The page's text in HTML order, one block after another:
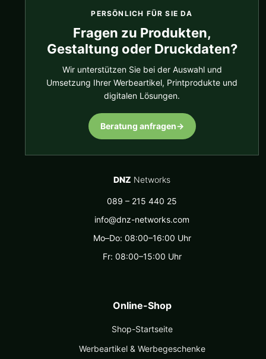
PERSÖNLICH FÜR SIE DA
Fragen zu Produkten,
Gestaltung oder Druckdaten?
Wir unterstützen Sie bei der Auswahl und
Umsetzung Ihrer Werbeartikel, Printprodukte und
digitalen Lösungen.
Beratung anfragen→
DNZ Networks
089 – 215 440 25
info@dnz-networks.com
Mo–Do: 08:00–16:00 Uhr
Fr: 08:00–15:00 Uhr
Online-Shop
Shop-Startseite
Werbeartikel & Werbegeschenke